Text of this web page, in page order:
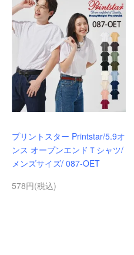
プリントスター Printstar/5.9オ
ンス オープンエンドＴシャツ/
メンズサイズ/ 087-OET
578円(税込)